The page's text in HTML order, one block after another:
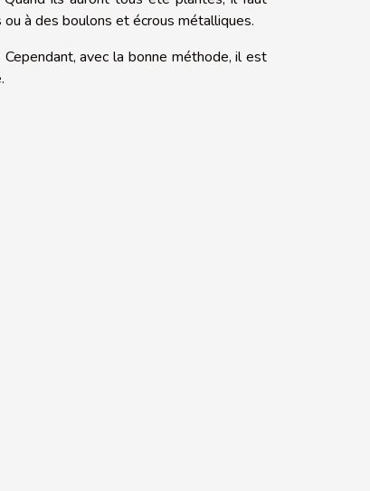
à des boulons et écrous métalliques.
avec la bonne méthode, il est